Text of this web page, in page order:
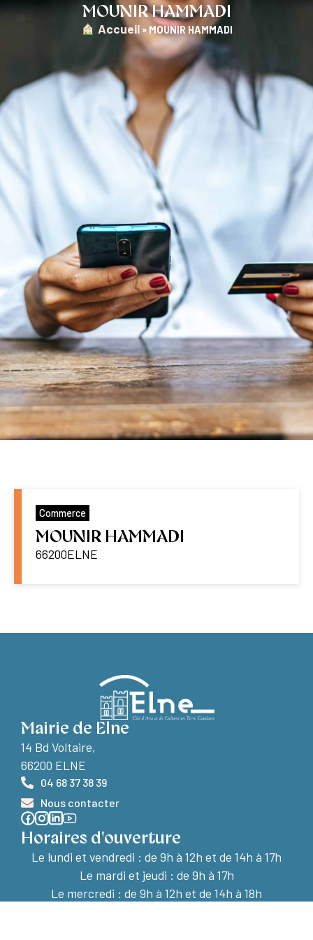
MOUNIR HAMMADI
︎ Accueil » MOUNIR HAMMADI
Commerce
MOUNIR HAMMADI
66200ELNE
Mairie de Elne
14 Bd Voltaire,
66200 ELNE
04 68 37 38 39
Nous contacter
Horaires d'ouverture
Le lundi et vendredi : de 9h à 12h et de 14h à 17h
Le mardi et jeudi : de 9h à 17h
Le mercredi : de 9h à 12h et de 14h à 18h